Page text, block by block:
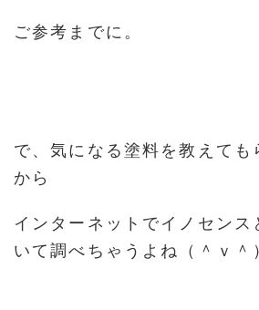
ご参考までに。
で、気になる塗料を教えても
から
インターネットでイノセンス
いて調べちゃうよね（＾ｖ＾